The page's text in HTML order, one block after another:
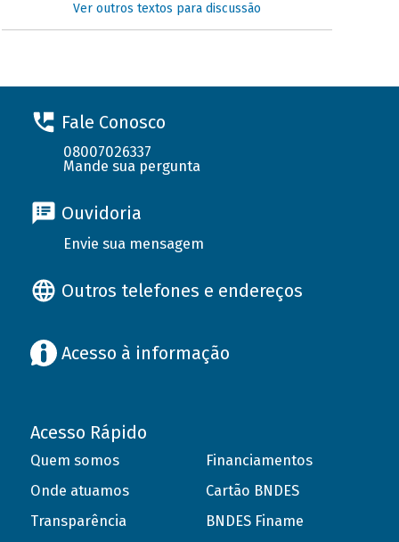
Ver outros textos para discussão
Fale Conosco
08007026337
Mande sua pergunta
Ouvidoria
Envie sua mensagem
Outros telefones e endereços
Acesso à informação
Acesso Rápido
Quem somos
Onde atuamos
Transparência
Financiamentos
Cartão BNDES
BNDES Finame